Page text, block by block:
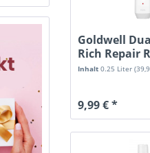
Goldwell
Rich Repair
Inhalt0.25 Liter
9,99 € *